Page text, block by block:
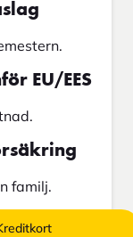
EU/EES
familj.